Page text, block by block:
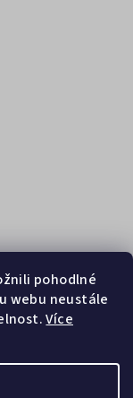
pohodlné
webu neustále
Více